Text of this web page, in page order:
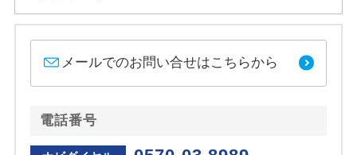
メールでのお問い合せはこちらから
電話番号